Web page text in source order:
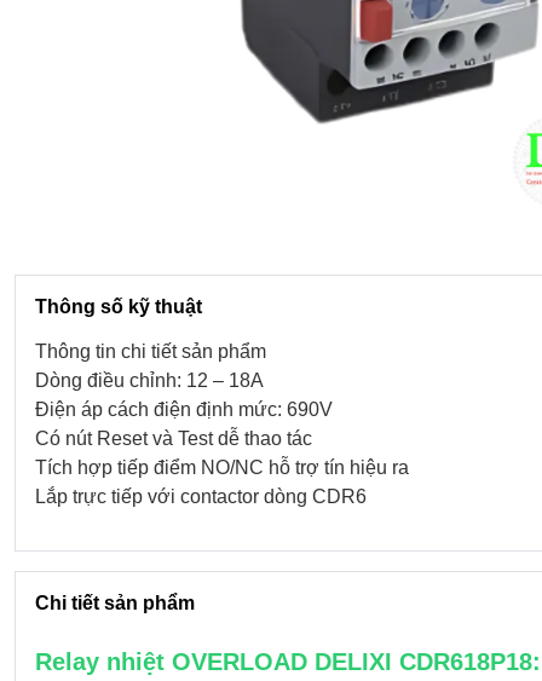
Thông số kỹ thuật
Thông tin chi tiết sản phẩm
Dòng điều chỉnh: 12 – 18A
Điện áp cách điện định mức: 690V
Có nút Reset và Test dễ thao tác
Tích hợp tiếp điểm NO/NC hỗ trợ tín hiệu ra
Lắp trực tiếp với contactor dòng CDR6
Chi tiết sản phẩm
Relay nhiệt OVERLOAD DELIXI